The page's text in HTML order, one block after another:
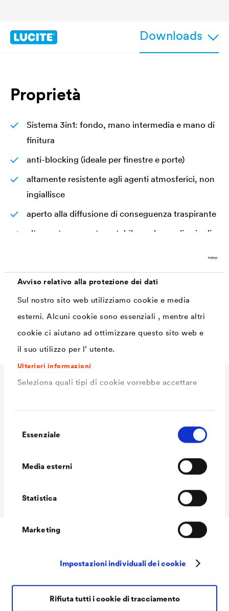
Avviso relativo alla protezione dei dati
Sul nostro sito web utilizziamo cookie e media
esterni. Alcuni cookie sono essenziali , mentre altri
cookie ci aiutano ad ottimizzare questo sito web e
il suo utilizzo per l’ utente.
Ulteriori informazioni
Seleziona quali tipi di cookie vorrebbe accettare
delEssenziale
Media esterni
Statistica
Marketing
Impostazioni individuali dei cookie
Rifiuta tutti i cookie di tracciamento
Downloads
Proprietà
Sistema 3in1: fondo, mano intermedia e mano di
finitura
anti-blocking (ideale per finestre e porte)
altamente resistente agli agenti atmosferici, non
ingiallisce
aperto alla diffusione di conseguenza traspirante
altamente coprente e stabile anche sugli spigoli
quasi inodore
Consumo
Volume delle
Downloads